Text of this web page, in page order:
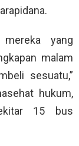
yang
malam
sesuatu,”
hukum,
15 bus